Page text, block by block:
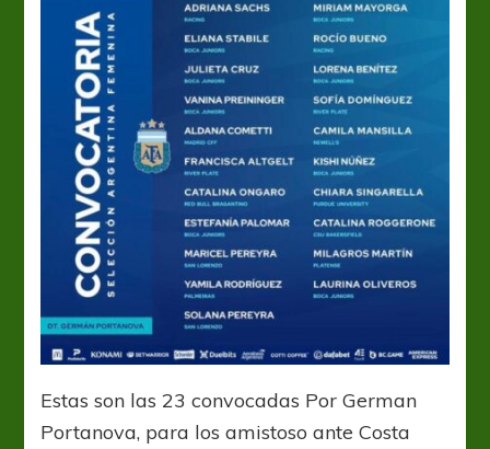
Estas son las 23 convocadas Por German
Portanova, para los amistoso ante Costa